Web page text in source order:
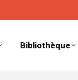
Bibliothèque